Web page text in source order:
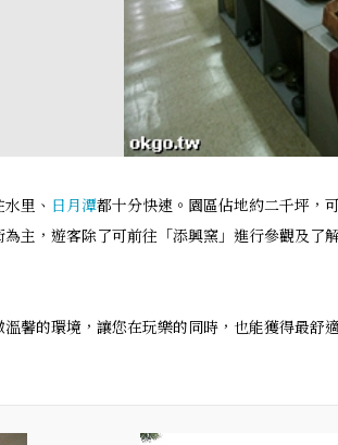
里、 日月潭都十分快速。園區佔地約二千坪，
主，遊客除了可前往「添興窯」進行參觀及了
馨的環境，讓您在玩樂的同時，也能獲得最舒